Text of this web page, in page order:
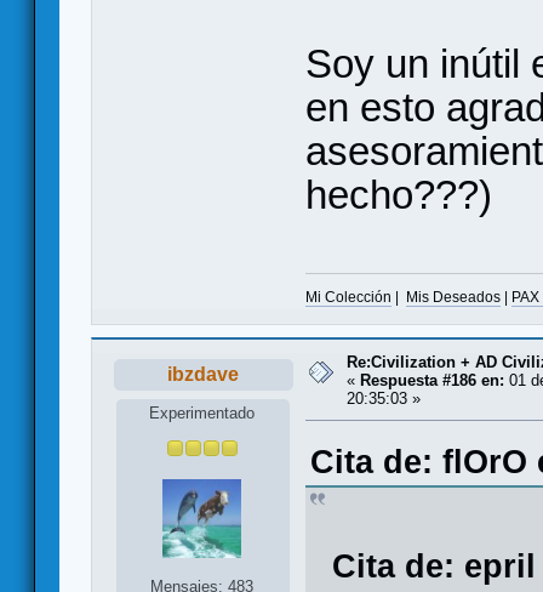
Soy un inútil
en esto
hecho???)
Mi Colección Mis Deseados
ibzdave
Experimentado
Mensajes: 483
Re:Civilization + AD
« Respuesta #186 en: 01
20:35:03 »
Cita de: flOrO
Cita de: epril